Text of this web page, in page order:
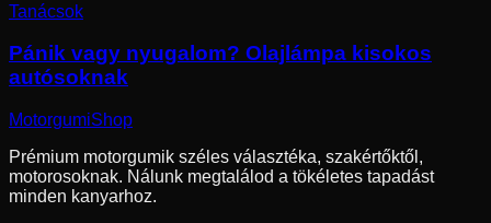
Tanácsok
Pánik vagy nyugalom? Olajlámpa kisokos
autósoknak
MotorgumiShop
Prémium motorgumik széles választéka, szakértőktől,
motorosoknak. Nálunk megtalálod a tökéletes tapadást
minden kanyarhoz.